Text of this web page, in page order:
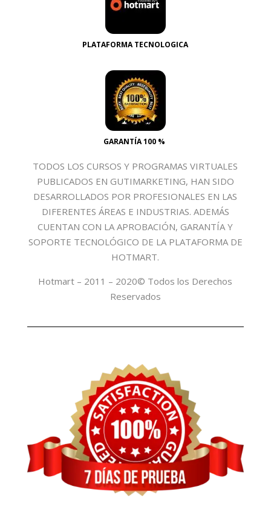
PLATAFORMA TECNOLOGICA
GARANTÍA 100 %
TODOS LOS CURSOS Y PROGRAMAS VIRTUALES
PUBLICADOS EN GUTIMARKETING, HAN SIDO
DESARROLLADOS POR PROFESIONALES EN LAS
DIFERENTES ÁREAS E INDUSTRIAS. ADEMÁS
CUENTAN CON LA APROBACIÓN, GARANTÍA Y
SOPORTE TECNOLÓGICO DE LA PLATAFORMA DE
HOTMART.
Hotmart – 2011 – 2020© Todos los Derechos
Reservados